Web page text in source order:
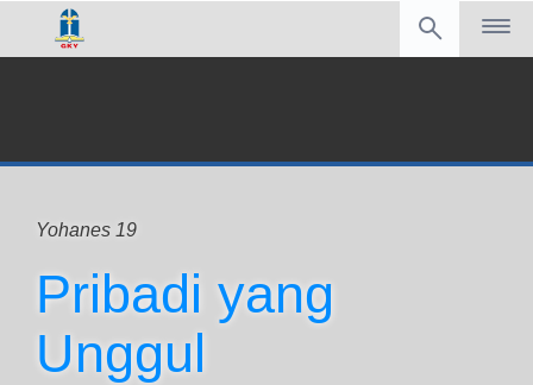
Yohanes 19
Pribadi yang
Unggul